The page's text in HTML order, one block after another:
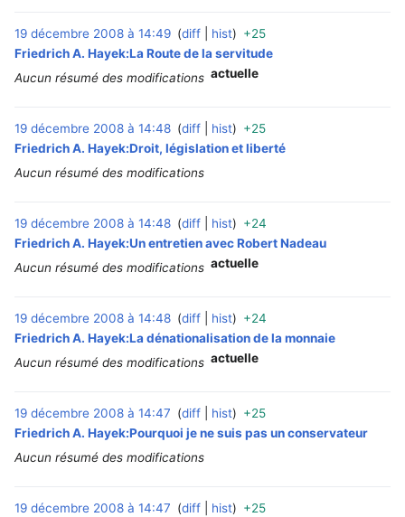
19 décembre 2008 à 14:49 diff hist +25
Friedrich A. Hayek:La Route de la servitude
Aucun résumé des modifications actuelle
19 décembre 2008 à 14:48 diff hist +25
Friedrich A. Hayek:Droit, législation et liberté
Aucun résumé des modifications
19 décembre 2008 à 14:48 diff hist +24
Friedrich A. Hayek:Un entretien avec Robert Nadeau
Aucun résumé des modifications actuelle
19 décembre 2008 à 14:48 diff hist +24
Friedrich A. Hayek:La dénationalisation de la monnaie
Aucun résumé des modifications actuelle
19 décembre 2008 à 14:47 diff hist +25
Friedrich A. Hayek:Pourquoi je ne suis pas un conservateur
Aucun résumé des modifications
19 décembre 2008 à 14:47 diff hist +25